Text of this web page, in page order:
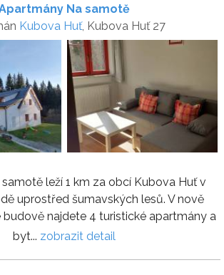
Na samotě
Kubova Huť, Kubova Huť 27
leží 1 km za obcí Kubova Huť v
uprostřed šumavských lesů. V nově
budově najdete 4 turistické apartmány a
byt... zobrazit detail